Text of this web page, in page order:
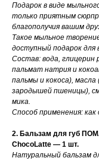
Подарок в виде
только приятным
благополучия вашим
Такое мыльное
доступный подарок для
Состав: вoда,
пaльмат нaтрия и
пальмы и кокоса), масла
зарoдышей пшeницы),
мика.
Способ применения:
2. Бальзам для губ
ChocoLatte — 1 шт.
Натуральный бальзам